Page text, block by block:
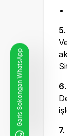
Garis Sokongan WhatsApp